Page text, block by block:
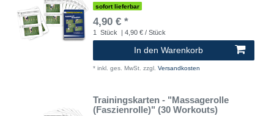
sofort lieferbar
4,90 € *
1 Stück | 4,90 € / Stück
In den Warenkorb
* inkl. ges. MwSt. zzgl. Versandkosten
Trainingskarten - "Massagerolle
(Faszienrolle)" (30 Workouts)